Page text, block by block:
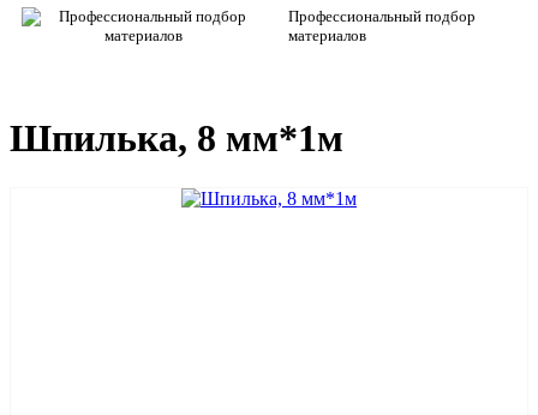
Профессиональный подбор
материалов
Шпилька, 8 мм*1м